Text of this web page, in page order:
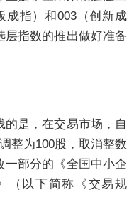
成指）和003（创新成
层指数的推出做好准备
是，在交易市场，自
整为100股，取消整数
一部分的《全国中小企
（以下简称《交易规